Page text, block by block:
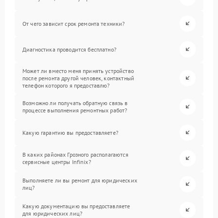
От чего зависит срок ремонта техники?
Диагностика проводится бесплатно?
Может ли вместо меня принять устройство
после ремонта другой человек, контактный
телефон которого я предоставлю?
Возможно ли получать обратную связь в
процессе выполнения ремонтных работ?
Какую гарантию вы предоставляете?
В каких районах Грозного располагаются
сервисные центры Infinix?
Выполняете ли вы ремонт для юридических
лиц?
Какую документацию вы предоставляете
для юридических лиц?